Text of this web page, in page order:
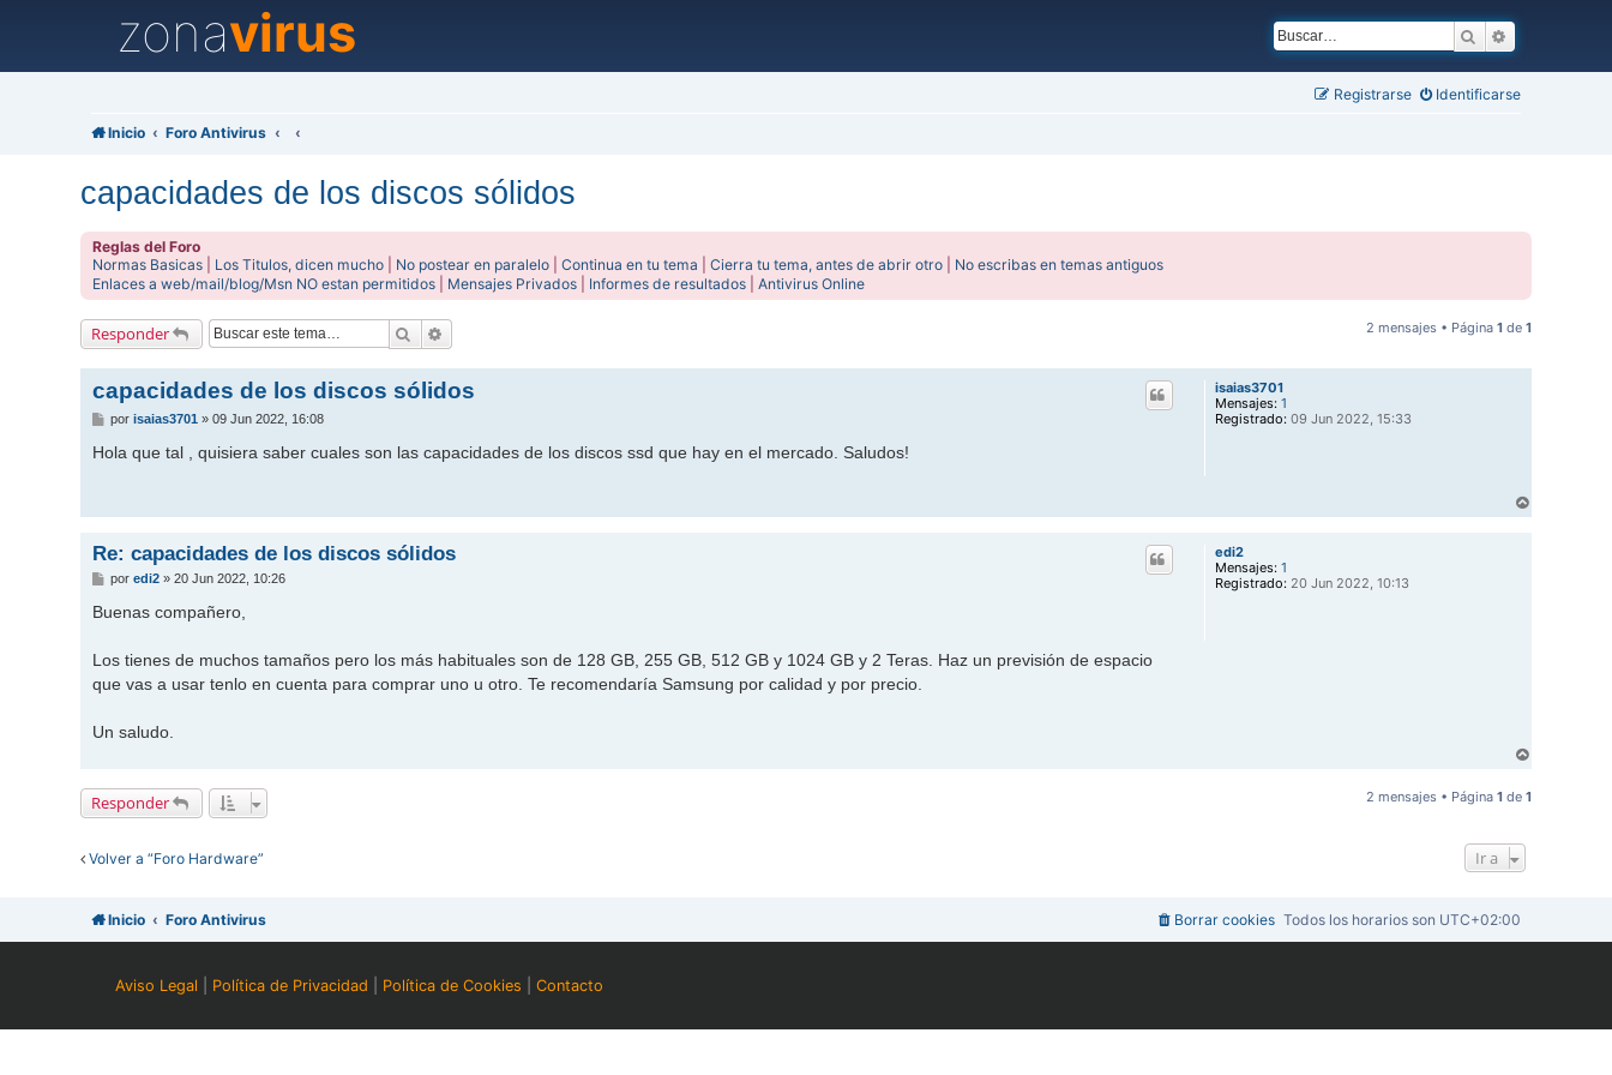
zonavirus Buscar
Identificarse
Registrarse
Inicio Foro Antivirus
capacidades de los discos sólidos
Reglas del Foro
Normas Basicas
Los Titulos, dicen mucho No postear en paralelo |Continua en tu tema |Cierra tu tema, antes de abrir otro
No escribas en temas antiguos
Enlaces a web/mail/blog/Msn NO estan permitidos
Mensajes Privados Informes de resultados |Antivirus Online
Responder Buscar 2 mensajes • Página 1 de 1
isaias3701
Mensajes: 1
Registrado: 09 Jun 2022, 15:33
capacidades de los discos sólidos
M
n
porisaias3701 »09 Jun 2022, 16:08
Hola que tal , quisiera saber cuales son las capacidades de los discos ssd que hay en el mercado. Saludos!
r
edi2
Mensajes: 1
Registrado: 20 Jun 2022, 10:13
Re: capacidades de los discos sólidos
M
n
j
e
poredi2 »20 Jun 2022, 10:26
Buenas compañero,
Los tienes de muchos tamaños pero los más habituales son de 128 GB, 255 GB, 512 GB y 1024 GB y 2 Teras. Haz un previsión de espacio
que vas a usar tenlo en cuenta para comprar uno u otro. Te recomendaría Samsung por calidad y por precio.
Un saludo.
r
i
Responder 2 mensajes • Página 1 de 1
Volver a “Foro Hardware” Ir a
Inicio Foro Antivirus Todos los horarios son UTC+02:00
Borrar cookies
Aviso Legal Política de Privacidad Política de Cookies Contacto